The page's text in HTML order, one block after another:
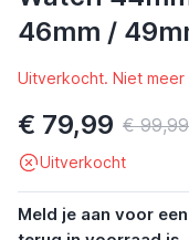
46mm /
Uitverkocht. Niet
€ 79,99 € 99,99
Uitverkocht
Meld je aan voor